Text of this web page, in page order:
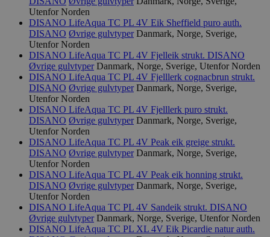
Utenfor Norden
DISANO LifeAqua TC PL 4V Eik Sheffield puro auth.
DISANO Øvrige gulvtyper Danmark, Norge, Sverige,
Utenfor Norden
DISANO LifeAqua TC PL 4V Fjelleik strukt. DISANO
Øvrige gulvtyper Danmark, Norge, Sverige, Utenfor Norden
DISANO LifeAqua TC PL 4V Fjelllerk cognacbrun strukt.
DISANO Øvrige gulvtyper Danmark, Norge, Sverige,
Utenfor Norden
DISANO LifeAqua TC PL 4V Fjelllerk puro strukt.
DISANO Øvrige gulvtyper Danmark, Norge, Sverige,
Utenfor Norden
DISANO LifeAqua TC PL 4V Peak eik greige strukt.
DISANO Øvrige gulvtyper Danmark, Norge, Sverige,
Utenfor Norden
DISANO LifeAqua TC PL 4V Peak eik honning strukt.
DISANO Øvrige gulvtyper Danmark, Norge, Sverige,
Utenfor Norden
DISANO LifeAqua TC PL 4V Sandeik strukt. DISANO
Øvrige gulvtyper Danmark, Norge, Sverige, Utenfor Norden
DISANO LifeAqua TC PL XL 4V Eik Picardie natur auth.